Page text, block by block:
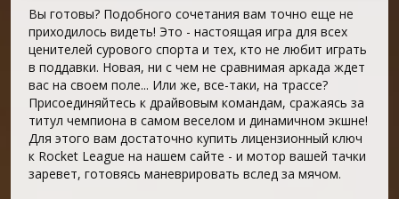
Вы готовы? Подобного сочетания вам точно еще не
приходилось видеть! Это - настоящая игра для всех
ценителей сурового спорта и тех, кто не любит играть
в поддавки. Новая, ни с чем не сравнимая аркада ждет
вас на своем поле... Или же, все-таки, на трассе?
Присоединяйтесь к драйвовым командам, сражаясь за
титул чемпиона в самом веселом и динамичном экшне!
Для этого вам достаточно купить лицензионный ключ
к Rocket League на нашем сайте - и мотор вашей тачки
заревет, готовясь маневрировать вслед за мячом.